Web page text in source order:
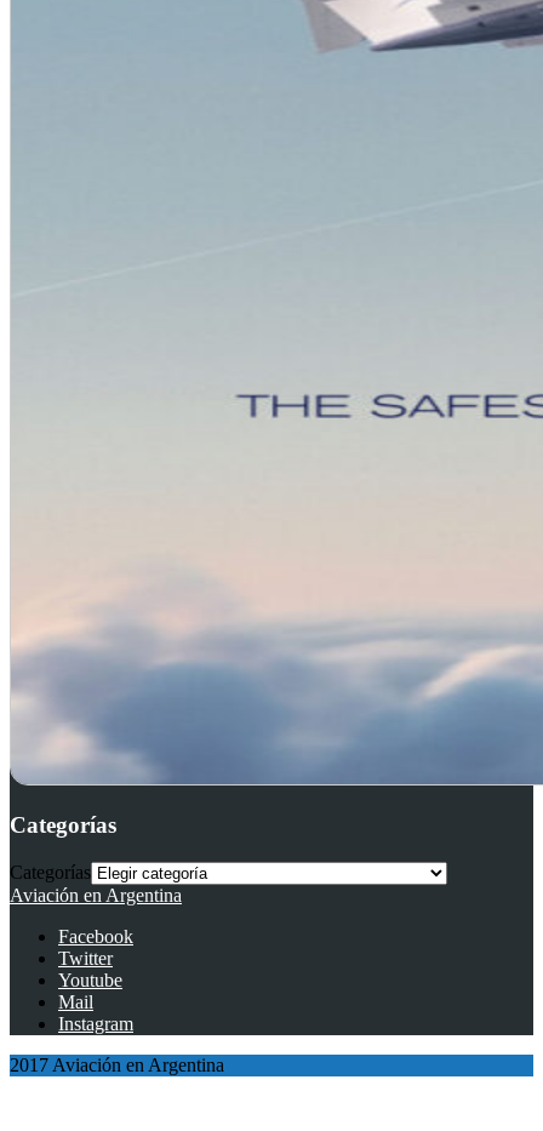
Categorías
Categorías
Aviación en Argentina
Facebook
Twitter
Youtube
Mail
Instagram
2017 Aviación en Argentina